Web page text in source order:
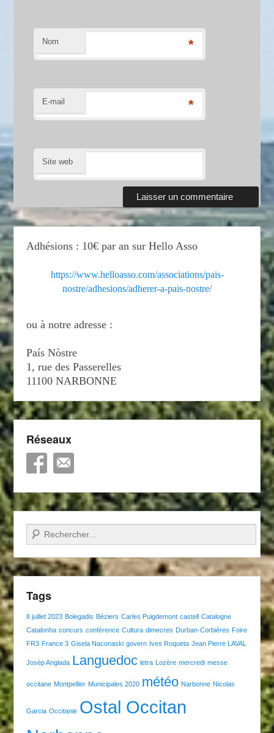
Nom *
E-mail *
Site web
Adhésions : 10€ par an sur Hello Asso
https://www.helloasso.com/associations/pais-
nostre/adhesions/adherer-a-pais-nostre/
ou à notre adresse :
País Nòstre
1, rue des Passerelles
11100 NARBONNE
Réseaux
Recherche
Tags
8 juillet 2023 Bolegadis Béziers Carles Puigdemont castell Catalogne
Catalonha concurs conférence Cultura dimecres Durban-Corbières Foire
FR3 France 3 Gisela Naconaski govern Ives Roqueta Jean Pierre LAVAL
Josèp Anglada Languedoc letra Lozère mercredi messe
occitane Montpellier Municipales 2020 météo Narbonne Nicolas
Garcia Occitanie Ostal Occitan